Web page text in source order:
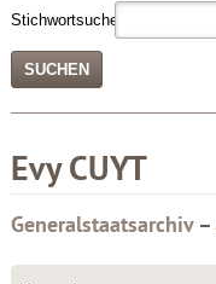
Stichwortsuche:
EvyCUYT
Generalstaatsarchiv–